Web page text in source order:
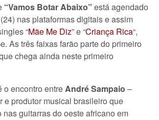
“Vamos Botar Abaixo” está agendado
nas plataformas digitais e assim
“Mãe Me Diz” e “Criança Rica“,
As três faixas farão parte do primeiro
chega ainda neste primeiro
o encontro entreAndré Sampaio –
e produtor musical brasileiro que
nas guitarras do oeste africano em